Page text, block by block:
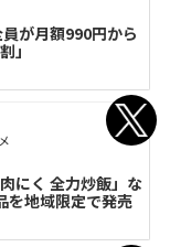
が月額990円から
」
にく 全力炒飯」な
を地域限定で発売